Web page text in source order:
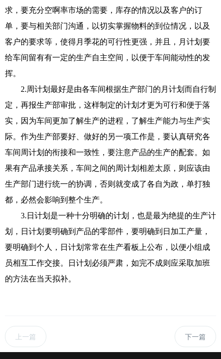
求，要充分空啊率市场的需要，库存的情况以及客户的订
单，要与相关部门沟通，以切实掌握物料的到位情况，以及
客户的要求等，使得月季花的可行性更强，并且，月计划要
给车间留有有一定的生产自主空间，以便于车间能动性的发
挥。
2.周计划最好是由各车间根据生产部门的月计划而自行制
定，再报生产部审批，这样制定的计划才更为可行和便于落
实，因为车间更加了解生产的进程，了解生产能力与生产实
际。作为生产部要好、做好的另一项工作是，要认真研究各
车间周计划的衔接和一致性，要注意产品的生产的配套。如
果有产品承接关系，车间之间的周计划相差太原，则应该由
生产部门进行统一的协调，否则就变成了各自为政，单打独
都，必然会影响到整个生产。
3.日计划是一种十分明确的计划，也是最为绝提的生产计
划，日计划要明确到产品的零部件，要明确到日加工产量，
要明确到个人，日计划常常在生产看板上公布，以便小组成
员相互工作交接。日计划必须严肃，如完不成则应采取加班
的方法在当天拟补。
上一篇 下一篇